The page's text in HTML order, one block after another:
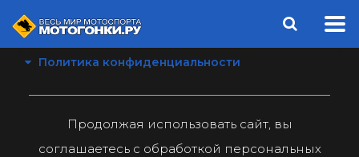
Политика конфиденциальности
Продолжая использовать сайт, вы
соглашаетесь с обработкой персональных